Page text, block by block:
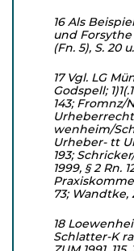
16 Als
und
(Fn. 5), S. 20 u.
17 Vgl. LG
Godspell;
143;
Urheberrecht,
wenheim/
Urheber- tt
193;
1999, § 2 Rn.
73; Wandtke,
18
Schlatter-K ra